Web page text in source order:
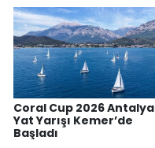
Coral Cup 2026 Antalya
Yat Yarışı Kemer’de
Başladı